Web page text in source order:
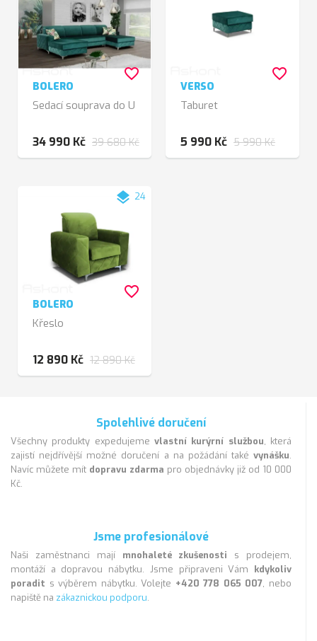
BOLERO
Sedací souprava do U
34 990 Kč 39 680 Kč
favorite_border
VERSO
Taburet
5 990 Kč 5 990 Kč
favorite_border
layers 24
BOLERO
Křeslo
12 890 Kč 12 890 Kč
favorite_border
Spolehlivé doručení
Všechny produkty expedujeme vlastní kurýrní službou, která
zajistí nejdřívější možné doručení a na požádání také vynášku.
Navíc můžete mít dopravu zdarma pro objednávky již od 10 000
Kč.
Jsme profesionálové
Naši zaměstnanci mají mnohaleté zkušenosti s prodejem,
montáží a dopravou nábytku. Jsme připraveni Vám kdykoliv
poradit s výběrem nábytku. Volejte +420 778 065 007, nebo
napiště na zákaznickou podporu.